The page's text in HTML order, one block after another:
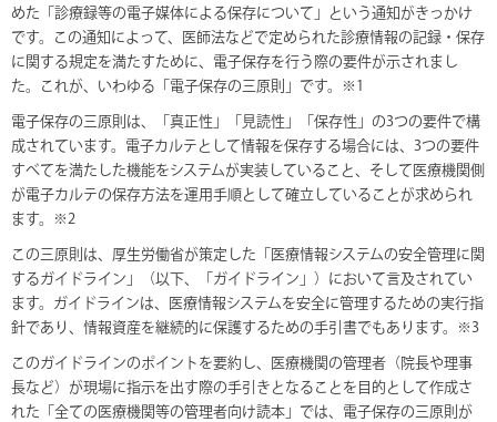
めた「診療録等の電子媒体による保存について」という通知がきっかけ
です。この通知によって、医師法などで定められた診療情報の記録・保存
に関する規定を満たすために、電子保存を行う際の要件が示されまし
た。これが、いわゆる「電子保存の三原則」です。※1
電子保存の三原則は、「真正性」「見読性」「保存性」の3つの要件で構
成されています。電子カルテとして情報を保存する場合には、3つの要件
すべてを満たした機能をシステムが実装していること、そして医療機関側
が電子カルテの保存方法を運用手順として確立していることが求められ
ます。※2
この三原則は、厚生労働省が策定した「医療情報システムの安全管理に関
するガイドライン」（以下、「ガイドライン」）において言及されてい
ます。ガイドラインは、医療情報システムを安全に管理するための実行指
針であり、情報資産を継続的に保護するための手引書でもあります。※3
このガイドラインのポイントを要約し、医療機関の管理者（院長や理事
長など）が現場に指示を出す際の手引きとなることを目的として作成さ
れた「全ての医療機関等の管理者向け読本」では、電子保存の三原則が